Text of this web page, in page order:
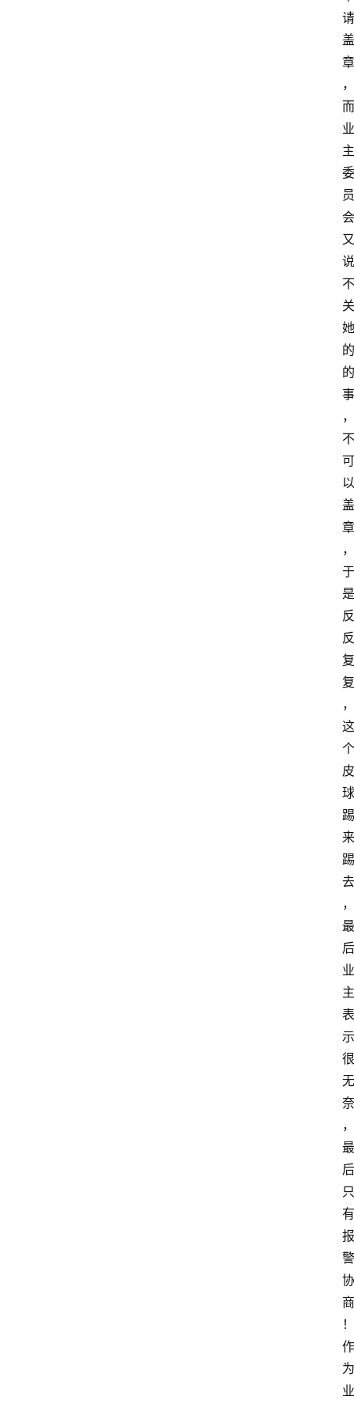
请
盖
章
，
而
业
主
委
员
会
又
说
不
关
她
的
的
事
，
不
可
以
盖
章
，
于
是
反
反
复
复
，
这
个
皮
球
踢
来
踢
去
，
最
后
业
主
表
示
很
无
奈
，
最
后
只
有
报
警
协
商
！
作
为
业